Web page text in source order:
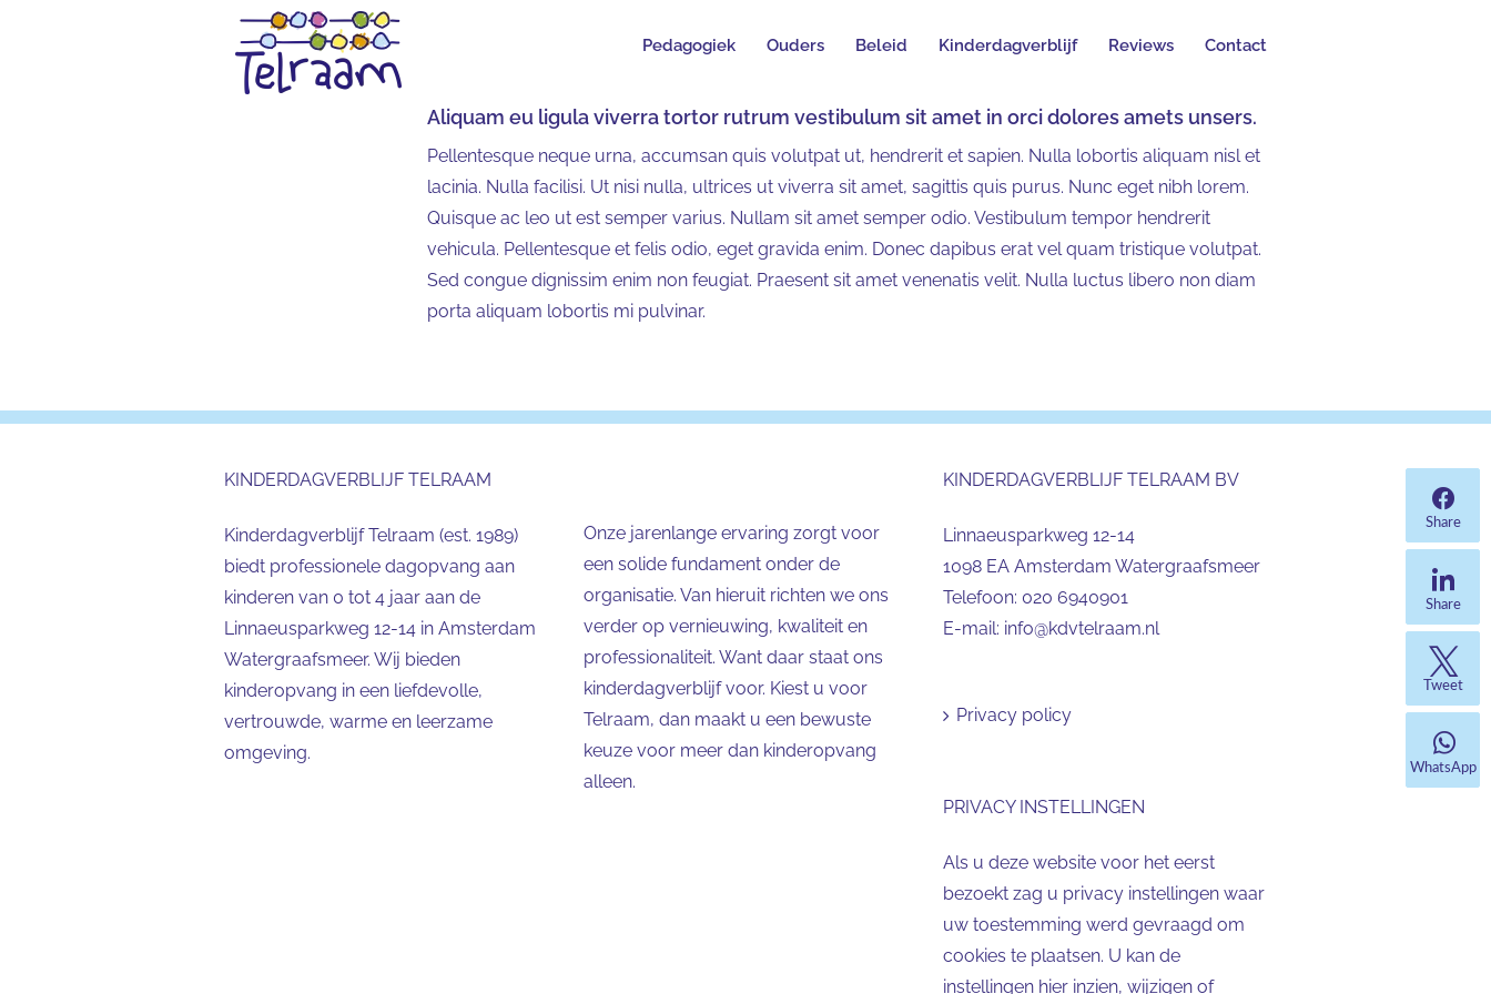
Pedagogiek Ouders Beleid Kinderdagverblijf Reviews Contact
Aliquam eu ligula viverra tortor rutrum vestibulum sit amet in orci dolores amets unsers.
Pellentesque neque urna, accumsan quis volutpat ut, hendrerit et sapien. Nulla lobortis aliquam nisl et
lacinia. Nulla facilisi. Ut nisi nulla, ultrices ut viverra sit amet, sagittis quis purus. Nunc eget nibh lorem.
Quisque ac leo ut est semper varius. Nullam sit amet semper odio. Vestibulum tempor hendrerit
vehicula. Pellentesque et felis odio, eget gravida enim. Donec dapibus erat vel quam tristique volutpat.
Sed congue dignissim enim non feugiat. Praesent sit amet venenatis velit. Nulla luctus libero non diam
porta aliquam lobortis mi pulvinar.
KINDERDAGVERBLIJF TELRAAM
Kinderdagverblijf Telraam (est. 1989)
biedt professionele dagopvang aan
kinderen van 0 tot 4 jaar aan de
Linnaeusparkweg 12-14 in Amsterdam
Watergraafsmeer. Wij bieden
kinderopvang in een liefdevolle,
vertrouwde, warme en leerzame
omgeving.
Onze jarenlange ervaring zorgt voor
een solide fundament onder de
organisatie. Van hieruit richten we ons
verder op vernieuwing, kwaliteit en
professionaliteit. Want daar staat ons
kinderdagverblijf voor. Kiest u voor
Telraam, dan maakt u een bewuste
keuze voor meer dan kinderopvang
alleen.
KINDERDAGVERBLIJF TELRAAM BV
Linnaeusparkweg 12-14
1098 EA Amsterdam Watergraafsmeer
Telefoon: 020 6940901
E-mail: info@kdvtelraam.nl
Privacy policy
PRIVACY INSTELLINGEN
Als u deze website voor het eerst
bezoekt zag u privacy instellingen waar
uw toestemming werd gevraagd om
cookies te plaatsen. U kan de
instellingen hier inzien, wijzigen of
Share
Share
Tweet
WhatsApp